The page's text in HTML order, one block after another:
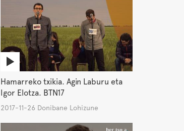
Hamarreko txikia. Agin Laburu eta
Igor Elotza. BTN17
2017-11-26 Donibane Lohizune